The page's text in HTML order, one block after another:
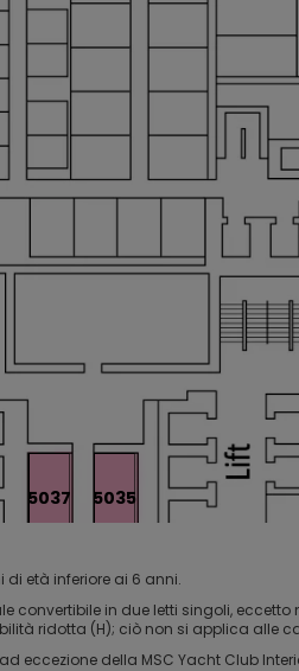
5035
5037
età inferiore ai 6 anni.
convertibile in due letti singoli, eccetto
ridotta (H); ciò non si applica alle
eccezione della MSC Yacht Club